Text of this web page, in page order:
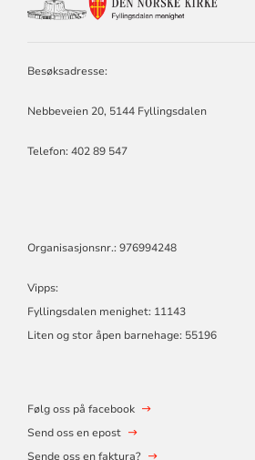
Besøksadresse:
Nebbeveien 20, 5144 Fyllingsdalen
Telefon: 402 89 547
Organisasjonsnr.: 976994248
Vipps:
Fyllingsdalen menighet: 11143
Liten og stor åpen barnehage: 55196
Følg oss på facebook
Send oss en epost
Sende oss en faktura?